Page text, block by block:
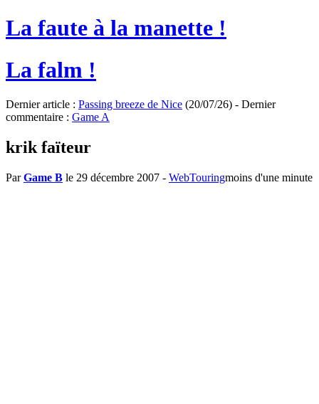
La faute à la manette !
La falm !
Dernier article : Passing breeze de Nice (20/07/26) - Dernier
commentaire : Game A
krik faïteur
ParGame B le 29 décembre 2007 - WebTouringmoins d'une minute